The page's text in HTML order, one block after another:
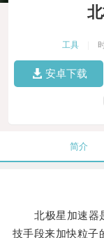
工具
安卓下载
简介
北极星加速器是
技手段来加快粒子